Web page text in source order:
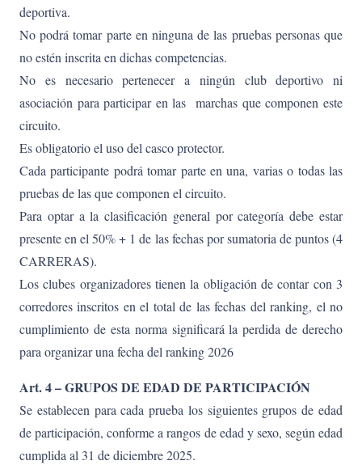
deportiva.
No podrá tomar parte en ninguna de las pruebas personas que
no estén inscrita en dichas competencias.
No es necesario pertenecer a ningún club deportivo ni
asociación para participar en las marchas que componen este
circuito.
Es obligatorio el uso del casco protector.
Cada participante podrá tomar parte en una, varias o todas las
pruebas de las que componen el circuito.
Para optar a la clasificación general por categoría debe estar
presente en el 50% + 1 de las fechas por sumatoria de puntos (4
CARRERAS).
Los clubes organizadores tienen la obligación de contar con 3
corredores inscritos en el total de las fechas del ranking, el no
cumplimiento de esta norma significará la perdida de derecho
para organizar una fecha del ranking 2026
Art. 4 – GRUPOS DE EDAD DE PARTICIPACIÓN
Se establecen para cada prueba los siguientes grupos de edad
de participación, conforme a rangos de edad y sexo, según edad
cumplida al 31 de diciembre 2025.